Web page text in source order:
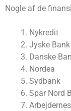
Nogle af de
Nykredit
Jyske Bank
Danske
Nordea
Sydbank
Spar Nord